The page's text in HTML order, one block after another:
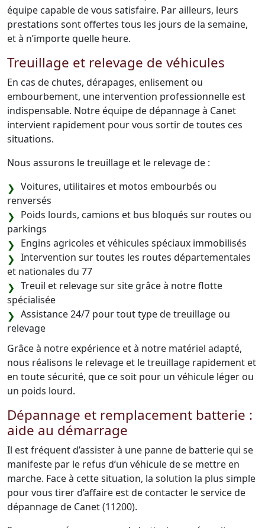
équipe capable de vous satisfaire. Par ailleurs, leurs
prestations sont offertes tous les jours de la semaine,
et à n’importe quelle heure.
Treuillage et relevage de véhicules
En cas de chutes, dérapages, enlisement ou
embourbement, une intervention professionnelle est
indispensable. Notre équipe de dépannage à Canet
intervient rapidement pour vous sortir de toutes ces
situations.
Nous assurons le treuillage et le relevage de :
Voitures, utilitaires et motos embourbés ou
renversés
Poids lourds, camions et bus bloqués sur routes ou
parkings
Engins agricoles et véhicules spéciaux immobilisés
Intervention sur toutes les routes départementales
et nationales du 77
Treuil et relevage sur site grâce à notre flotte
spécialisée
Assistance 24/7 pour tout type de treuillage ou
relevage
Grâce à notre expérience et à notre matériel adapté,
nous réalisons le relevage et le treuillage rapidement et
en toute sécurité, que ce soit pour un véhicule léger ou
un poids lourd.
Dépannage et remplacement batterie :
aide au démarrage
Il est fréquent d’assister à une panne de batterie qui se
manifeste par le refus d’un véhicule de se mettre en
marche. Face à cette situation, la solution la plus simple
pour vous tirer d’affaire est de contacter le service de
dépannage de Canet (11200).